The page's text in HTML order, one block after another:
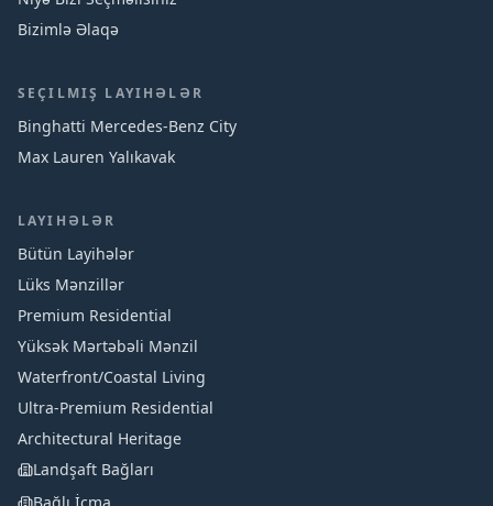
Bizimlə Əlaqə
SEÇILMIŞ LAYIHƏLƏR
Binghatti Mercedes‑Benz City
Max Lauren Yalıkavak
LAYIHƏLƏR
Bütün Layihələr
Lüks Mənzillər
Premium Residential
Yüksək Mərtəbəli Mənzil
Waterfront/Coastal Living
Ultra-Premium Residential
Architectural Heritage
Landşaft Bağları